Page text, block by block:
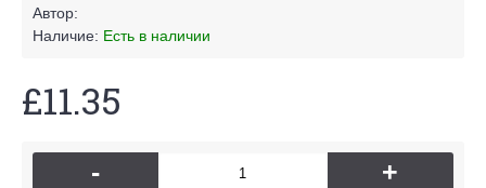
Автор:
Наличие: Есть в наличии
£11.35
- +